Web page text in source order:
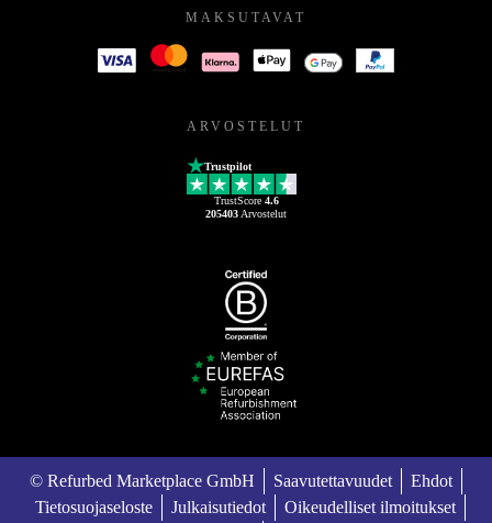
MAKSUTAVAT
ARVOSTELUT
Trustpilot
TrustScore 4.6
205403 Arvostelut
© Refurbed Marketplace GmbH Saavutettavuudet
Ehdot
Tietosuojaseloste
Julkaisutiedot Oikeudelliset ilmoitukset